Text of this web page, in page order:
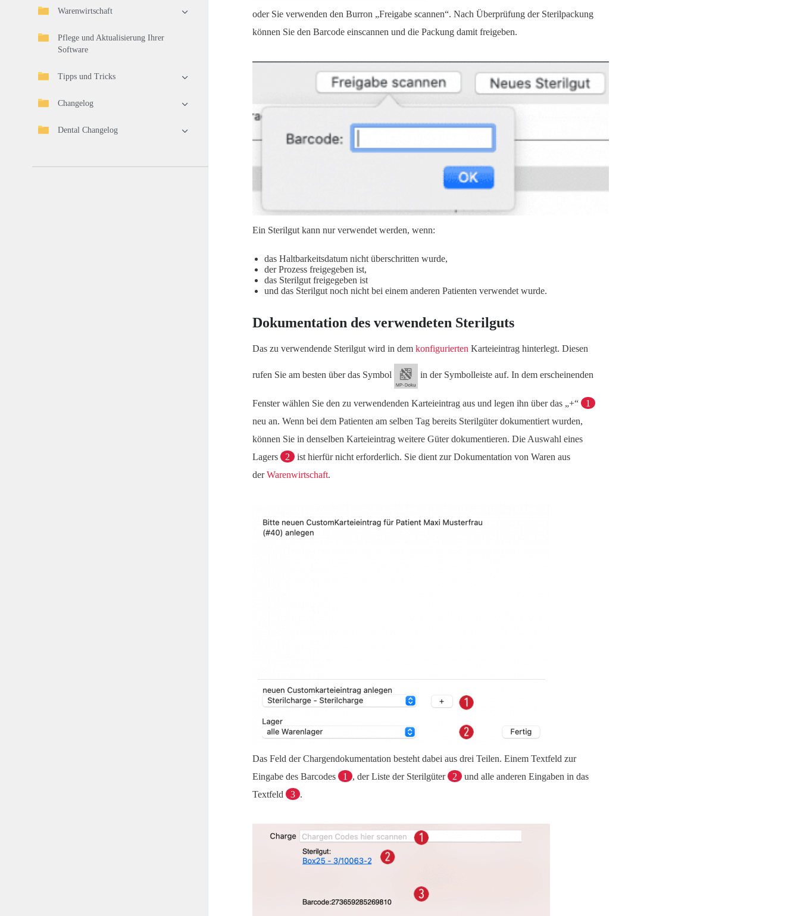
Warenwirtschaft
Pflege und Aktualisierung Ihrer
Software
Tipps und Tricks
Changelog
Dental Changelog
oder Sie verwenden den Burron „Freigabe scannen“. Nach Überprüfung der Sterilpackung
können Sie den Barcode einscannen und die Packung damit freigeben.
Ein Sterilgut kann nur verwendet werden, wenn:
das Haltbarkeitsdatum nicht überschritten wurde,
der Prozess freigegeben ist,
das Sterilgut freigegeben ist
und das Sterilgut noch nicht bei einem anderen Patienten verwendet wurde.
Dokumentation des verwendeten Sterilguts
Das zu verwendende Sterilgut wird in dem konfigurierten Karteieintrag hinterlegt. Diesen
rufen Sie am besten über das Symbol in der Symbolleiste auf. In dem erscheinenden
Fenster wählen Sie den zu verwendenden Karteieintrag aus und legen ihn über das „+“
1
neu an. Wenn bei dem Patienten am selben Tag bereits Sterilgüter dokumentiert wurden,
können Sie in denselben Karteieintrag weitere Güter dokumentieren. Die Auswahl eines
Lagers
2 ist hierfür nicht erforderlich. Sie dient zur Dokumentation von Waren aus
derWarenwirtschaft.
Das Feld der Chargendokumentation besteht dabei aus drei Teilen. Einem Textfeld zur
Eingabe des Barcodes
1 , der Liste der Sterilgüter 2 und alle anderen Eingaben in das
Textfeld
3 .